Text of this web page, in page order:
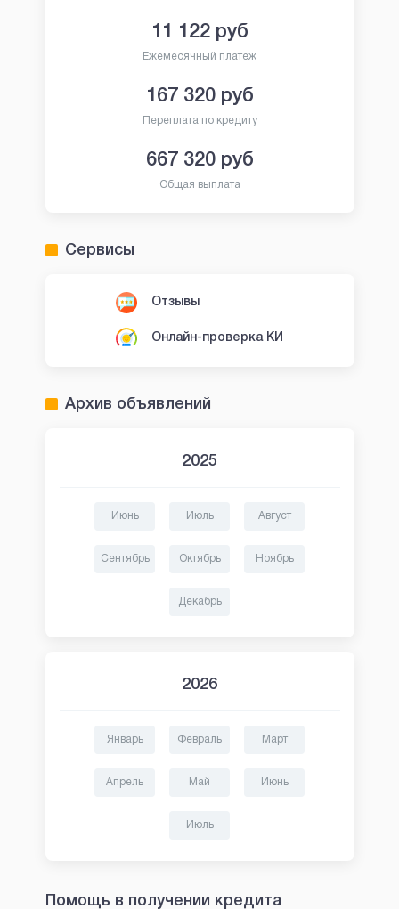
11 122руб
Ежемесячный платеж
167 320руб
Переплата по кредиту
667 320руб
Общая выплата
Сервисы
Отзывы
Онлайн-проверка КИ
Архив объявлений
2025
Июнь Июль Август
Сентябрь Октябрь Ноябрь
Декабрь
2026
Январь Февраль Март
Апрель Май Июнь
Июль
Помощь в получении кредита